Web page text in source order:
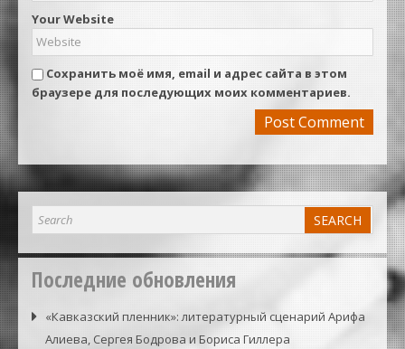
Your Website
Сохранить моё имя, email и адрес сайта в этом
браузере для последующих моих комментариев.
Последние обновления
«Кавказский пленник»: литературный сценарий Арифа
Алиева, Сергея Бодрова и Бориса Гиллера